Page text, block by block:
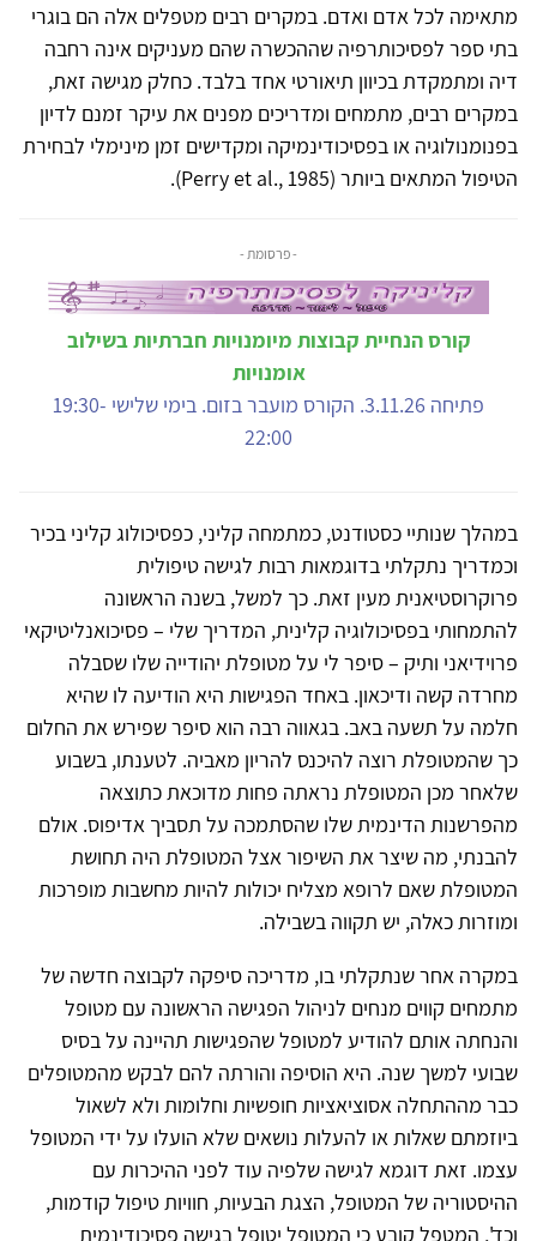
מתאימה לכל אדם ואדם. במקרים רבים מטפלים אלה הם בוגרי
בתי ספר לפסיכותרפיה שההכשרה שהם מעניקים אינה רחבה
דיה ומתמקדת בכיוון תיאורטי אחד בלבד. כחלק מגישה זאת,
במקרים רבים, מתמחים ומדריכים מפנים את עיקר זמנם לדיון
בפנומנולוגיה או בפסיכודינמיקה ומקדישים זמן מינימלי לבחירת
הטיפול המתאים ביותר (Perry et al., 1985).
- פרסומת -
קורס הנחיית קבוצות מיומנויות חברתיות בשילוב
אומנויות
פתיחה 3.11.26. הקורס מועבר בזום. בימי שלישי 19:30-
22:00
במהלך שנותיי כסטודנט, כמתמחה קליני, כפסיכולוג קליני בכיר
וכמדריך נתקלתי בדוגמאות רבות לגישה טיפולית
פרוקרוסטיאנית מעין זאת. כך למשל, בשנה הראשונה
להתמחותי בפסיכולוגיה קלינית, המדריך שלי – פסיכואנליטיקאי
פרוידיאני ותיק – סיפר לי על מטופלת יהודייה שלו שסבלה
מחרדה קשה ודיכאון. באחד הפגישות היא הודיעה לו שהיא
חלמה על תשעה באב. בגאווה רבה הוא סיפר שפירש את החלום
כך שהמטופלת רוצה להיכנס להריון מאביה. לטענתו, בשבוע
שלאחר מכן המטופלת נראתה פחות מדוכאת כתוצאה
מהפרשנות הדינמית שלו שהסתמכה על תסביך אדיפוס. אולם
להבנתי, מה שיצר את השיפור אצל המטופלת היה תחושת
המטופלת שאם לרופא מצליח יכולות להיות מחשבות מופרכות
ומוזרות כאלה, יש תקווה בשבילה.
במקרה אחר שנתקלתי בו, מדריכה סיפקה לקבוצה חדשה של
מתמחים קווים מנחים לניהול הפגישה הראשונה עם מטופל
והנחתה אותם להודיע למטופל שהפגישות תהיינה על בסיס
שבועי למשך שנה. היא הוסיפה והורתה להם לבקש מהמטופלים
כבר מההתחלה אסוציאציות חופשיות וחלומות ולא לשאול
ביוזמתם שאלות או להעלות נושאים שלא הועלו על ידי המטופל
עצמו. זאת דוגמא לגישה שלפיה עוד לפני ההיכרות עם
ההיסטוריה של המטופל, הצגת הבעיות, חוויות טיפול קודמות,
וכד', המטפל קובע כי המטופל יטופל בגישה פסיכודינמית